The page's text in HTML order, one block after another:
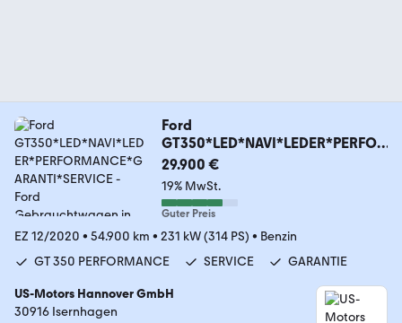
Ford
GT350*LED*NAVI*LEDER*PERFOR
MANCE*GARANTI*SERVICE
29.900 €
19% MwSt.
Guter Preis
EZ 12/2020 • 54.900 km • 231 kW (314 PS) • Benzin
GT 350 PERFORMANCE
SERVICE GARANTIE
US-Motors Hannover GmbH
30916 Isernhagen